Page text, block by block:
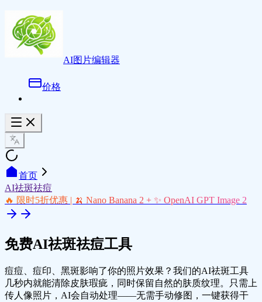
AI图片编辑器
价格
首页
AI祛斑祛痘
🔥 限时5折优惠 | 🍌 Nano Banana 2 + ✨ OpenAI GPT Image 2
免费AI祛斑祛痘工具
痘痘、痘印、黑斑影响了你的照片效果？我们的AI祛斑工具
几秒内就能清除皮肤瑕疵，同时保留自然的肤质纹理。只需上
传人像照片，AI会自动处理——无需手动修图，一键获得干